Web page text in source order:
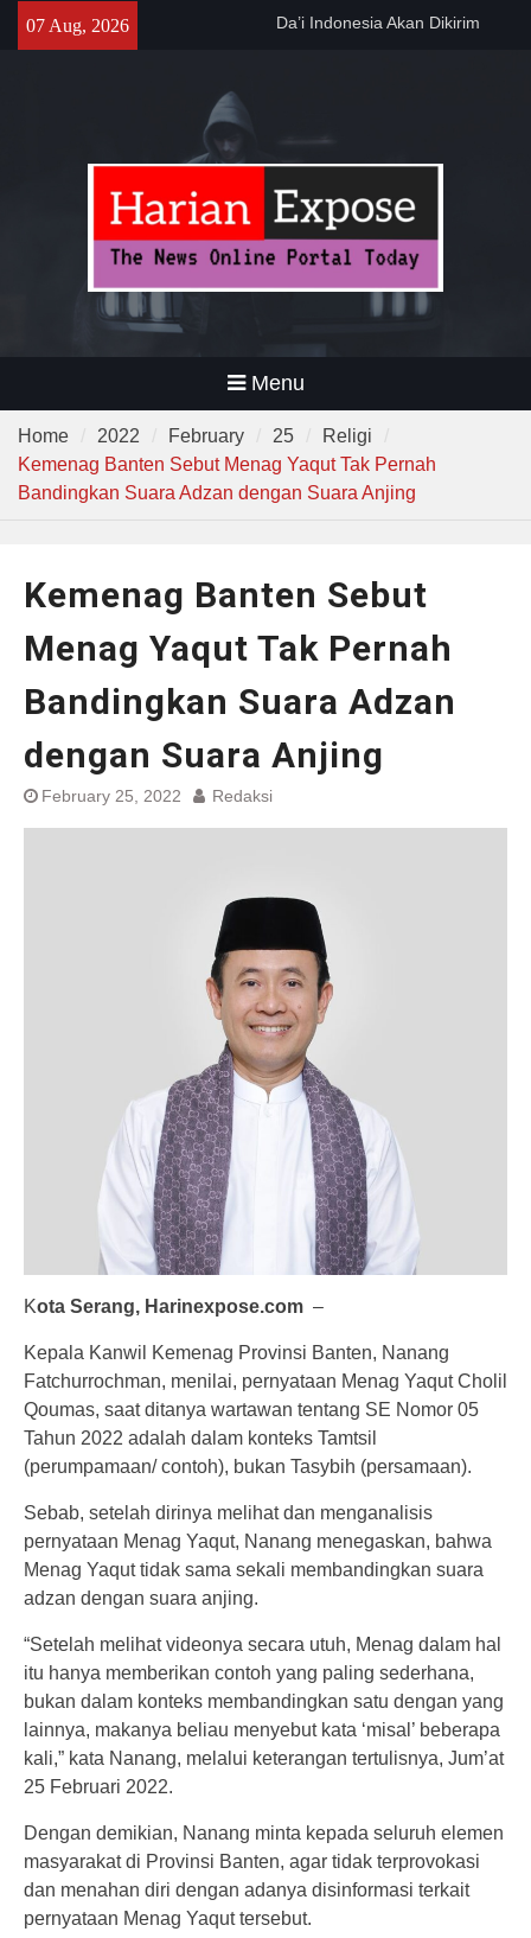
07 Aug, 2026
Lewat Program PWD 2026
Kementerian PU
Menu
Home 2022 February 25
Religi
Kemenag Banten Sebut Menag Yaqut Tak Pernah
Bandingkan Suara Adzan dengan Suara Anjing
Kemenag Banten Sebut
Menag Yaqut Tak Pernah
Bandingkan Suara Adzan
dengan Suara Anjing
February 25, 2022 Redaksi
Kota Serang, Harinexpose.com –
Kepala Kanwil Kemenag Provinsi Banten, Nanang
Fatchurrochman, menilai, pernyataan Menag Yaqut Cholil
Qoumas, saat ditanya wartawan tentang SE Nomor 05
Tahun 2022 adalah dalam konteks Tamtsil
(perumpamaan/ contoh), bukan Tasybih (persamaan).
Sebab, setelah dirinya melihat dan menganalisis
pernyataan Menag Yaqut, Nanang menegaskan, bahwa
Menag Yaqut tidak sama sekali membandingkan suara
adzan dengan suara anjing.
“Setelah melihat videonya secara utuh, Menag dalam hal
itu hanya memberikan contoh yang paling sederhana,
bukan dalam konteks membandingkan satu dengan yang
lainnya, makanya beliau menyebut kata ‘misal’ beberapa
kali,” kata Nanang, melalui keterangan tertulisnya, Jum’at
25 Februari 2022.
Dengan demikian, Nanang minta kepada seluruh elemen
masyarakat di Provinsi Banten, agar tidak terprovokasi
dan menahan diri dengan adanya disinformasi terkait
pernyataan Menag Yaqut tersebut.